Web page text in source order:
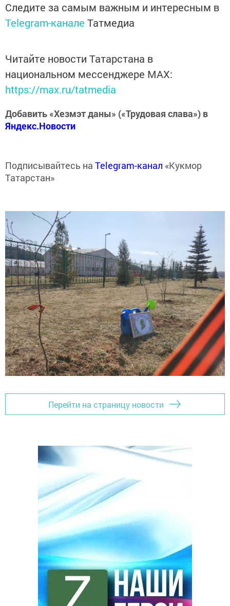
Следите за самым важным и интересным в
Telegram-канале Татмедиа
Читайте новости Татарстана в
национальном мессенджере MАХ:
https://max.ru/tatmedia
Добавить «Хезмэт даны» («Трудовая слава») в
Яндекс.Новости
Подписывайтесь на Telegram-канал «Кукмор
Татарстан»
Перейти на страницу новости